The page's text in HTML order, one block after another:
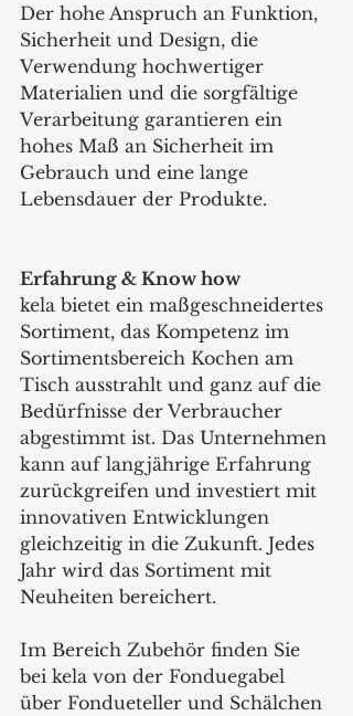
Der hohe Anspruch an Funktion,
Sicherheit und Design, die
Verwendung hochwertiger
Materialien und die sorgfältige
Verarbeitung garantieren ein
hohes Maß an Sicherheit im
Gebrauch und eine lange
Lebensdauer der Produkte.
Erfahrung & Know how
kela bietet ein maßgeschneidertes
Sortiment, das Kompetenz im
Sortimentsbereich Kochen am
Tisch ausstrahlt und ganz auf die
Bedürfnisse der Verbraucher
abgestimmt ist. Das Unternehmen
kann auf langjährige Erfahrung
zurückgreifen und investiert mit
innovativen Entwicklungen
gleichzeitig in die Zukunft. Jedes
Jahr wird das Sortiment mit
Neuheiten bereichert.
Im Bereich Zubehör finden Sie
bei kela von der Fonduegabel
über Fondueteller und Schälchen